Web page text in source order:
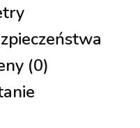
(0)